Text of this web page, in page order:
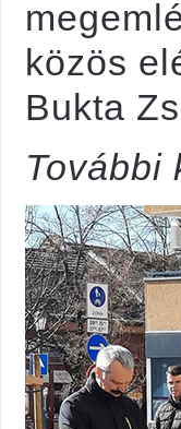
közös
Bukta
További